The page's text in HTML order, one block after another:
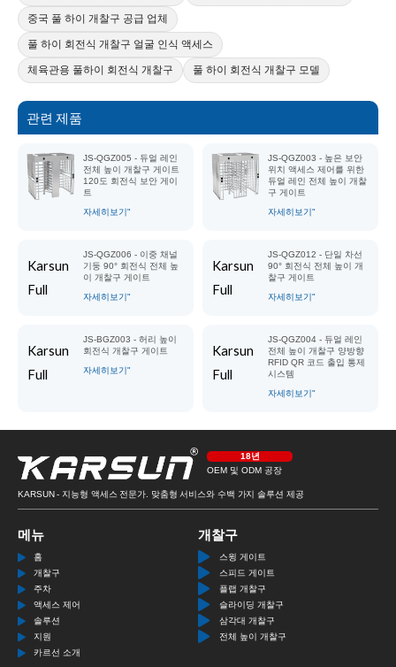
중국 풀 하이 개찰구 공급 업체
풀 하이 회전식 개찰구 얼굴 인식 액세스
체육관용 풀하이 회전식 개찰구 풀 하이 회전식 개찰구 모델
관련 제품
JS-QGZ005 - 듀얼 레인
전체 높이 개찰구 게이트
120도 회전식 보안 게이
트
자세히보기"
JS-QGZ003 - 높은 보안
위치 액세스 제어를 위한
듀얼 레인 전체 높이 개찰
구 게이트
자세히보기"
JS-QGZ006 - 이중 채널
기둥 90° 회전식 전체 높
이 개찰구 게이트
자세히보기"
JS-QGZ012 - 단일 차선
90° 회전식 전체 높이 개
찰구 게이트
자세히보기"
JS-BGZ003 - 허리 높이
회전식 개찰구 게이트
자세히보기"
JS-QGZ004 - 듀얼 레인
전체 높이 개찰구 양방향
RFID QR 코드 출입 통제
시스템
자세히보기"
18년
OEM 및 ODM 공장
KARSUN - 지능형 액세스 전문가. 맞춤형 서비스와 수백 가지 솔루션 제공
메뉴
홈
개찰구
주차
액세스 제어
솔루션
지원
카르선 소개
개찰구
스윙 게이트
스피드 게이트
플랩 개찰구
슬라이딩 개찰구
삼각대 개찰구
전체 높이 개찰구